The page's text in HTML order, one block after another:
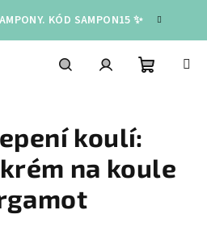
KÓD SAMPON15 ✨
koulí:
na koule